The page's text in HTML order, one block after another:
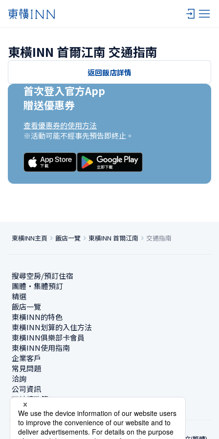
東橫INN 首爾江南 交通指南
返回飯店詳情
首次登入官方App
贈送優惠券
查看優惠券的使用方法
※活動可能不經事先預告即終止。
東橫INN主頁 飯店一覽 東橫INN 首爾江南 交通指南
搜尋空房/預訂住宿
團體・集體預訂
精選
飯店一覽
東橫INN的特色
東橫INN划算的入住方法
東橫INN俱樂部卡會員
東橫INN使用指南
企業客戶
常見問題
洽詢
公司資訊
可持續政策